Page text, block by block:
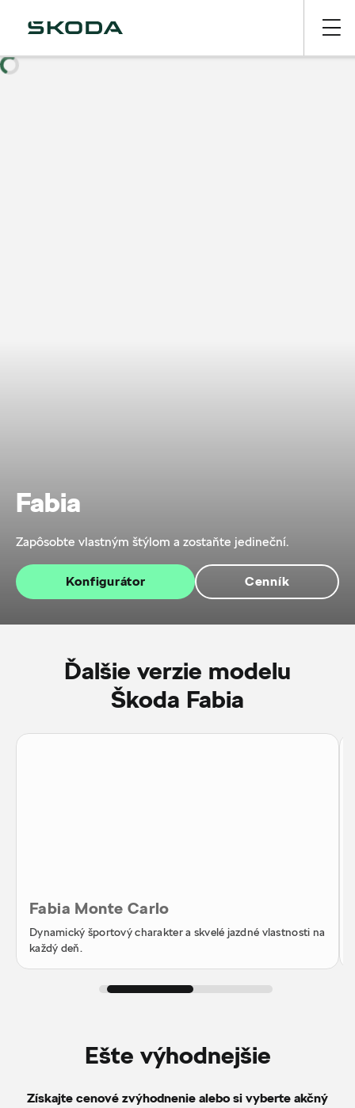
Fabia
Zapôsobte vlastným štýlom a zostaňte jedineční.
Konfigurátor Cenník
Ďalšie verzie modelu
Škoda Fabia
Fabia Monte Carlo
Dynamický športový charakter a skvelé jazdné vlastnosti na
každý deň.
Ešte výhodnejšie
Získajte cenové zvýhodnenie alebo si vyberte akčný